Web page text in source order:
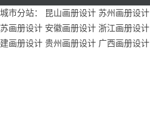
城市分站： 昆山画册设计 苏州画册设计
苏画册设计 安徽画册设计 浙江画册设计
建画册设计 贵州画册设计 广西画册设计